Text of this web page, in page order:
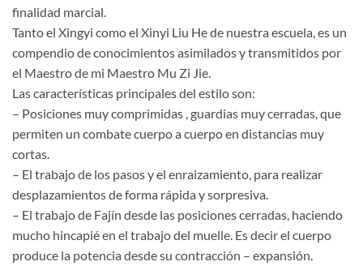
finalidad marcial.
Tanto el Xingyi como el Xinyi Liu He de nuestra escuela, es un
compendio de conocimientos asimilados y transmitidos por
el Maestro de mi Maestro Mu Zi Jie.
Las características principales del estilo son:
– Posiciones muy comprimidas , guardias muy cerradas, que
permiten un combate cuerpo a cuerpo en distancias muy
cortas.
– El trabajo de los pasos y el enraizamiento, para realizar
desplazamientos de forma rápida y sorpresiva.
– El trabajo de Fajín desde las posiciones cerradas, haciendo
mucho hincapié en el trabajo del muelle. Es decir el cuerpo
produce la potencia desde su contracción – expansión.